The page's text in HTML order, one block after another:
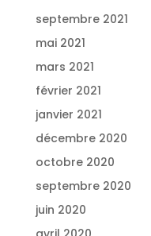
septembre 2021
mai 2021
mars 2021
février 2021
janvier 2021
décembre 2020
octobre 2020
septembre 2020
juin 2020